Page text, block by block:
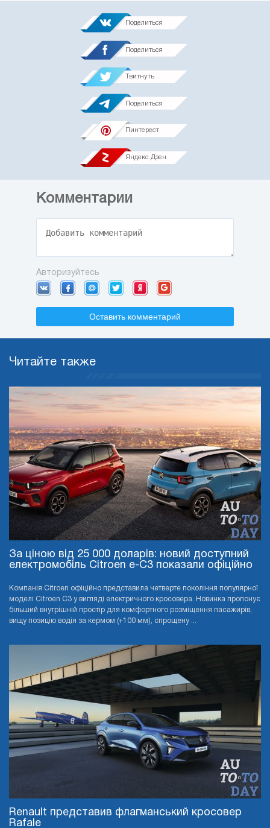
Поделиться
Поделиться
Твитнуть
Поделиться
Пинтерест
Яндекс.Дзен
Комментарии
Авторизуйтесь
Оставить комментарий
Читайте также
За ціною від 25 000 доларів: новий доступний
електромобіль Citroen e-C3 показали офіційно
Компанія Citroen офіційно представила четверте покоління популярної
моделі Citroen C3 у вигляді електричного кросовера. Новинка пропонує
більший внутрішній простір для комфортного розміщення пасажирів,
вищу позицію водія за кермом (+100 мм), спрощену ...
Renault представив флагманський кросовер
Rafale